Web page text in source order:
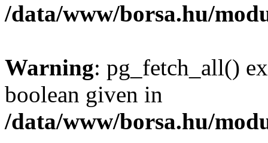
/data/www/borsa.hu/
Warning: pg_fetch_all()
boolean given in
/data/www/borsa.hu/